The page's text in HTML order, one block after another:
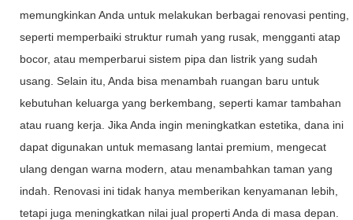
memungkinkan Anda untuk melakukan berbagai renovasi penting,
seperti memperbaiki struktur rumah yang rusak, mengganti atap
bocor, atau memperbarui sistem pipa dan listrik yang sudah
usang. Selain itu, Anda bisa menambah ruangan baru untuk
kebutuhan keluarga yang berkembang, seperti kamar tambahan
atau ruang kerja. Jika Anda ingin meningkatkan estetika, dana ini
dapat digunakan untuk memasang lantai premium, mengecat
ulang dengan warna modern, atau menambahkan taman yang
indah. Renovasi ini tidak hanya memberikan kenyamanan lebih,
tetapi juga meningkatkan nilai jual properti Anda di masa depan.